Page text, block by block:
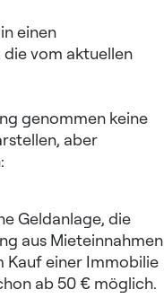
einen
vom aktuellen
genommen keine
aber
Geldanlage, die
aus Mieteinnahmen
Kauf einer Immobilie
ab 50 € möglich.